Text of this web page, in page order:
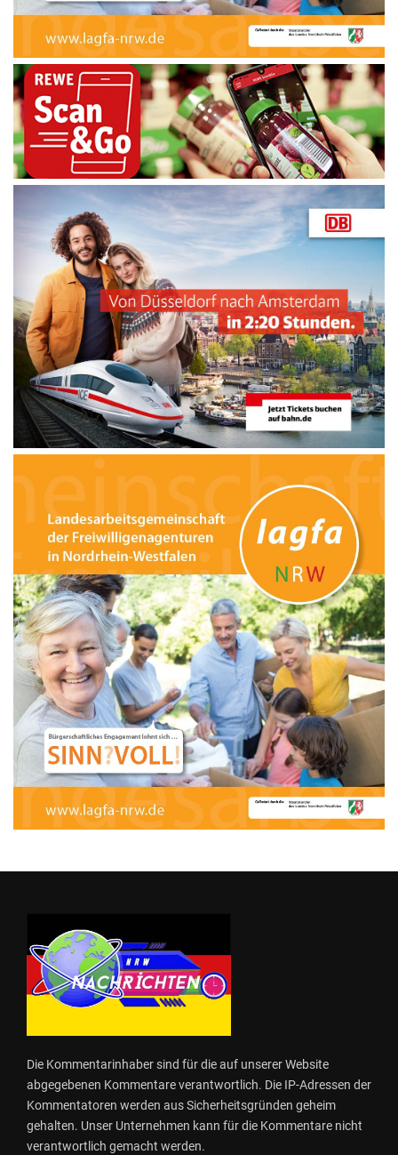
Die Kommentarinhaber sind für die auf unserer Website
abgegebenen Kommentare verantwortlich. Die IP-Adressen der
Kommentatoren werden aus Sicherheitsgründen geheim
gehalten. Unser Unternehmen kann für die Kommentare nicht
verantwortlich gemacht werden.